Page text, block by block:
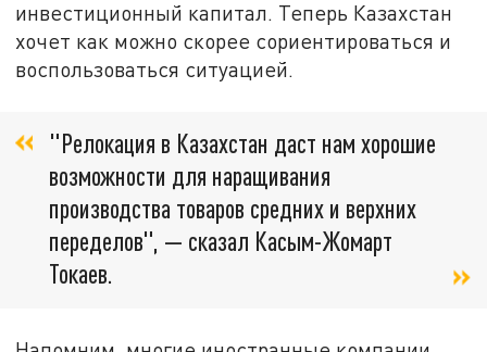
инвестиционный капитал. Теперь Казахстан
хочет как можно скорее сориентироваться и
воспользоваться ситуацией.
"Релокация в Казахстан даст нам хорошие
возможности для наращивания
производства товаров средних и верхних
переделов", — сказал Касым-Жомарт
Токаев.